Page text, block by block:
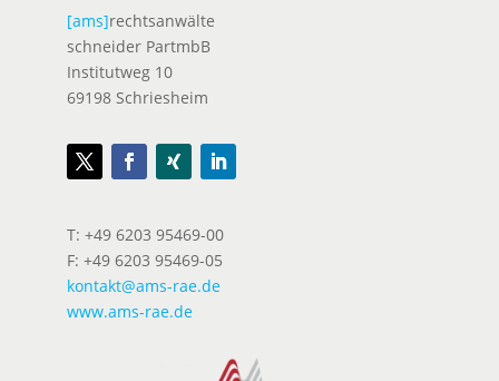
[ams]rechtsanwälte
schneider PartmbB
Institutweg 10
69198 Schriesheim
T: +49 6203 95469-00
F: +49 6203 95469-05
kontakt@ams-rae.de
www.ams-rae.de